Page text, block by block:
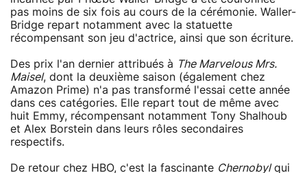
pas moins de six fois au cours de la cérémonie. Waller-
Bridge repart notamment avec la statuette
récompensant son jeu d'actrice, ainsi que son écriture.
Des prix l'an dernier attribués à The Marvelous Mrs.
Maisel, dont la deuxième saison (également chez
Amazon Prime) n'a pas transformé l'essai cette année
dans ces catégories. Elle repart tout de même avec
huit Emmy, récompensant notamment Tony Shalhoub
et Alex Borstein dans leurs rôles secondaires
respectifs.
De retour chez HBO, c'est la fascinante Chernobylqui